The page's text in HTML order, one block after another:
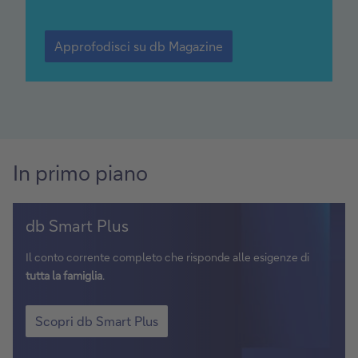
i
s
u
g
e
A
p
p
r
s
i
s
u
d
b
M
a
g
a
Approfodisci su db Magazine
In primo piano
Scopri
db
Smart
Plus
db Smart Plus
Il conto corrente completo che risponde alle esigenze di
tutta la famiglia.
Scopri
db
Smart
Scopri db Smart Plus